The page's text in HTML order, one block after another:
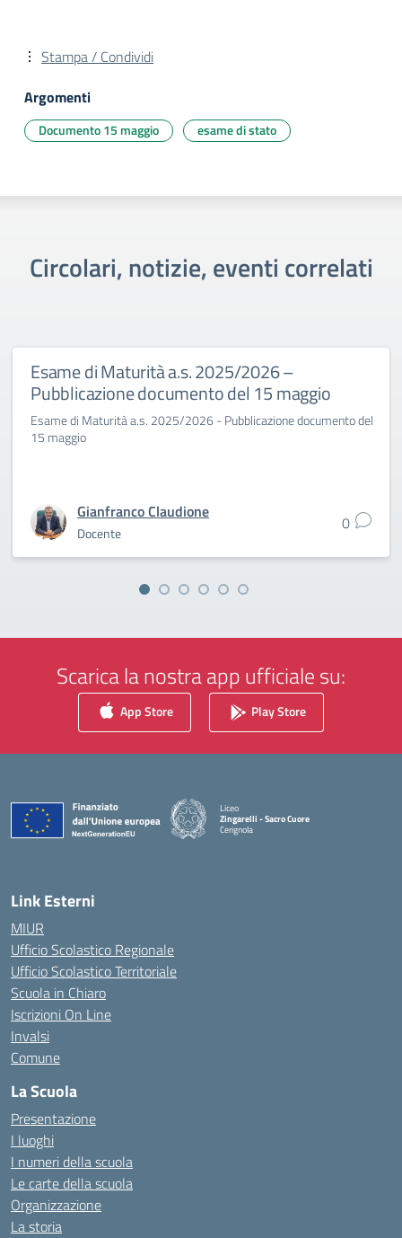
Stampa / Condividi
Argomenti
Documento 15 maggio esame di stato
Circolari, notizie, eventi correlati
Esame di Maturità a.s. 2025/2026 –
Pubblicazione documento del 15 maggio
Esame di Maturità a.s. 2025/2026 - Pubblicazione documento del
15 maggio
Gianfranco Claudione
Docente 0
Scarica la nostra app ufficiale su:
App Store Play Store
Liceo
Zingarelli - Sacro Cuore
Cerignola
— Visita la pagina iniziale della scuola
Link Esterni
MIUR
Ufficio Scolastico Regionale
Ufficio Scolastico Territoriale
Scuola in Chiaro
Iscrizioni On Line
Invalsi
Comune
La Scuola
Presentazione
I luoghi
I numeri della scuola
Le carte della scuola
Organizzazione
La storia